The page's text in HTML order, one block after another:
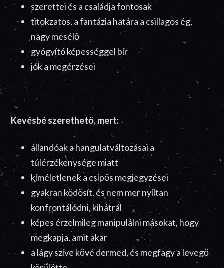
szerettei és a családja fontosak
titokzatos, a fantázia határa a csillagos ég,
nagy mesélő
gyógyító képességgel bír
jók a megérzései
Kevésbé szerethető, mert:
állandóak a hangulatváltozásai a
túlérzékenysége miatt
kíméletlenek a csípős megjegyzései
gyakran ködösít, és nem mer nyíltan
konfrontálódni, kihátrál
képes érzelmileg manipulálni másokat, hogy
megkapja, amit akar
a lágy szíve kővé dermed, és megfagy a levegő